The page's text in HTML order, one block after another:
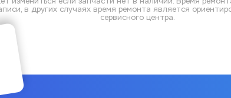
в других случаях время ремонта является
сервисного центра.